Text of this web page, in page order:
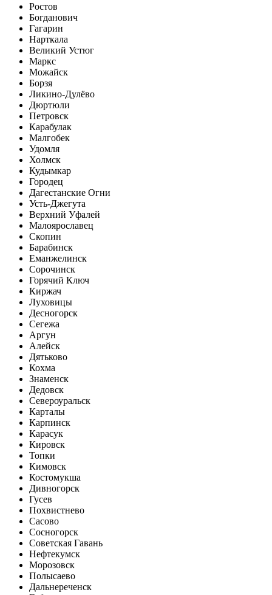
Ростов
Богданович
Гагарин
Нарткала
Великий Устюг
Маркс
Можайск
Борзя
Ликино-Дулёво
Дюртюли
Петровск
Карабулак
Малгобек
Удомля
Холмск
Кудымкар
Городец
Дагестанские Огни
Усть-Джегута
Верхний Уфалей
Малоярославец
Скопин
Барабинск
Еманжелинск
Сорочинск
Горячий Ключ
Киржач
Луховицы
Десногорск
Сегежа
Аргун
Алейск
Дятьково
Кохма
Знаменск
Дедовск
Североуральск
Карталы
Карпинск
Карасук
Кировск
Топки
Кимовск
Костомукша
Дивногорск
Гусев
Похвистнево
Сасово
Сосногорск
Советская Гавань
Нефтекумск
Морозовск
Полысаево
Дальнереченск